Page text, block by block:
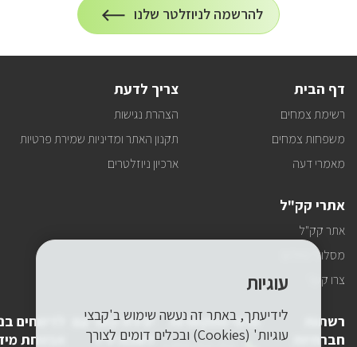
הרשמה
להרשמה לניוזלטר שלנו
על
הרשמה
דף הבית
רשימת צמחים
משפחות צמחים
מאמרי דעה
צריך לדעת
הצהרת נגישות
תקנון האתר ומדיניות שמירת פרטיות
ארכיון ניוזלטרים
אתרי קק"ל
אתר קק"ל
מסלולי טיולים
צרו קשר
רשתות
חברתיות
פרטי התקשרות
יצירת קשר עם
לשכת יו"ר
לדיווחים
אבטחת
עוגיות
לידיעתך, באתר זה נעשה שימוש ב'קבצי
עוגיות' (Cookies) ובכלים דומים לצורך